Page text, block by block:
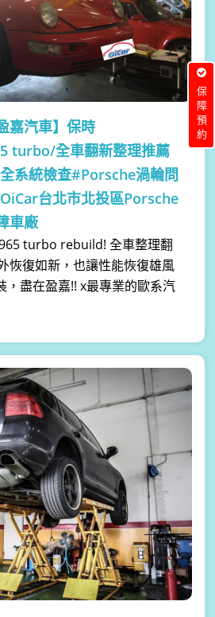
盈嘉汽車】保時
turbo/全車翻新整理推薦
系統檢查#Porsche渦輪問
台北市北投區Porsche
車廠
turbo rebuild! 全車整理翻
恢復如新，也讓性能恢復雄風
，盡在盈嘉!! x最專業的歐系汽
保障預約